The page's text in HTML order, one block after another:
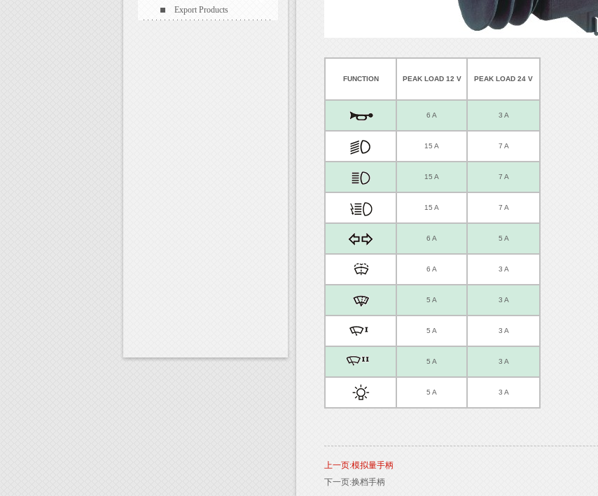
Export Products
FUNCTION PEAK LOAD 12 V PEAK LOAD 24 V
6 A 3 A
15 A 7 A
15 A 7 A
15 A 7 A
6 A 5 A
6 A 3 A
5 A 3 A
5 A 3 A
5 A 3 A
5 A 3 A
上一页:模拟量手柄
下一页:换档手柄